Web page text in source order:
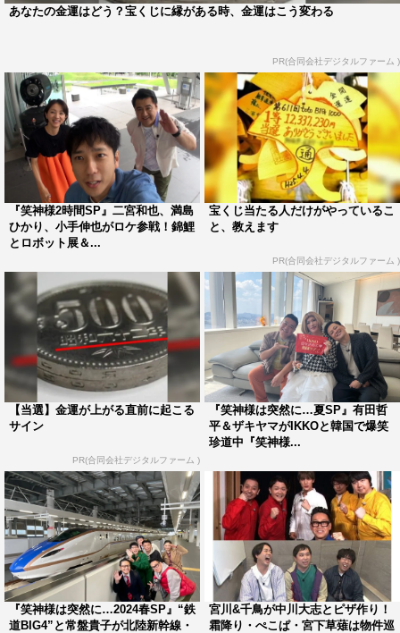
あなたの金運はどう？宝くじに縁がある時、金運はこう変わる
PR(合同会社デジタルファーム )
『笑神様2時間SP』二宮和也、満島
ひかり、小手伸也がロケ参戦！錦鯉
とロボット展＆...
宝くじ当たる人だけがやっているこ
と、教えます
PR(合同会社デジタルファーム )
【当選】金運が上がる直前に起こる
サイン
PR(合同会社デジタルファーム )
『笑神様は突然に…夏SP』有田哲
平＆ザキヤマがIKKOと韓国で爆笑
珍道中『笑神様...
『笑神様は突然に…2024春SP』“鉄
道BIG4”と常盤貴子が北陸新幹線・
宮川&千鳥が中川大志とピザ作り！
霜降り・ぺこぱ・宮下草薙は物件巡